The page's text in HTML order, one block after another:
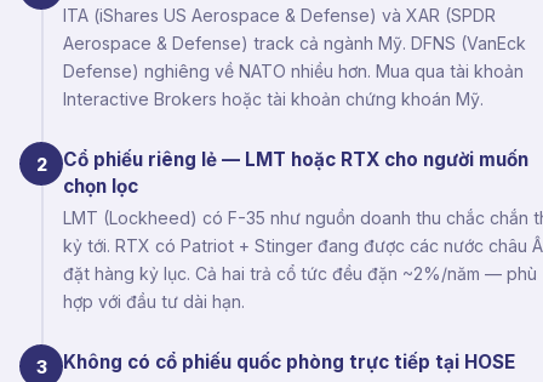
ITA (iShares US Aerospace & Defense) và XAR (SPDR
Aerospace & Defense) track cả ngành Mỹ. DFNS (VanEck
Defense) nghiêng về NATO nhiều hơn. Mua qua tài khoản
Interactive Brokers hoặc tài khoản chứng khoán Mỹ.
2
Cổ phiếu riêng lẻ — LMT hoặc RTX cho người muốn
chọn lọc
LMT (Lockheed) có F-35 như nguồn doanh thu chắc chắn
kỷ tới. RTX có Patriot + Stinger đang được các nước châu
đặt hàng kỷ lục. Cả hai trả cổ tức đều đặn ~2%/năm — phù
hợp với đầu tư dài hạn.
3 Không có cổ phiếu quốc phòng trực tiếp tại HOSE